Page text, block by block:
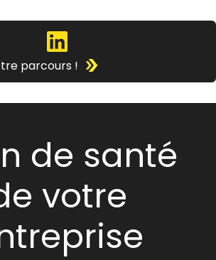
parcours !
de santé
votre